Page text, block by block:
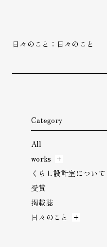
日々のこと：日々のこと
Category
All
works
くらし設計室について
受賞
掲載誌
日々のこと